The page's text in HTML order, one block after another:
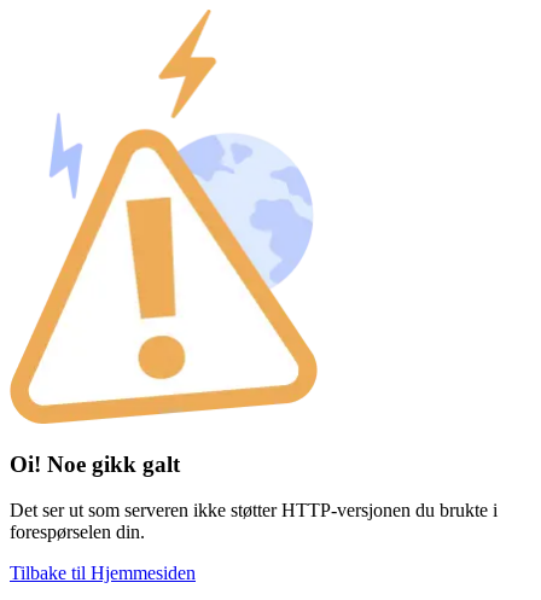
Oi! Noe gikk galt
Det ser ut som serveren ikke støtter HTTP-versjonen du brukte i
forespørselen din.
Tilbake til Hjemmesiden